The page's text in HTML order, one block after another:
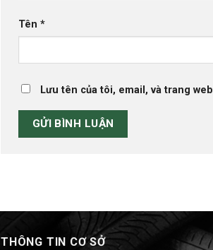
Tên *
Lưu tên của tôi, email, và trang
THÔNG TIN CƠ SỞ